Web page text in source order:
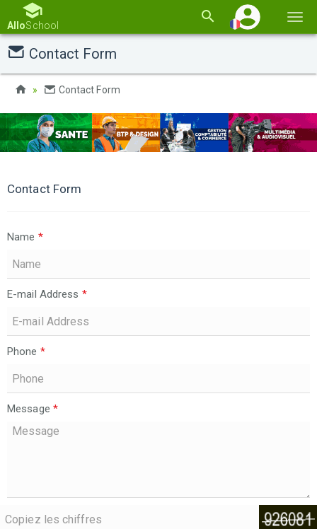
la
AlloSchool
Contact Form
Contact Form
Contact Form
Name *
E-mail Address *
Phone *
Message *